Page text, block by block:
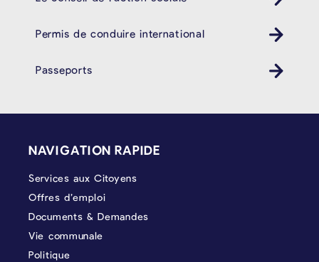
Permis de conduire international
Passeports
NAVIGATION RAPIDE
Services aux Citoyens
Offres d’emploi
Documents & Demandes
Vie communale
Politique